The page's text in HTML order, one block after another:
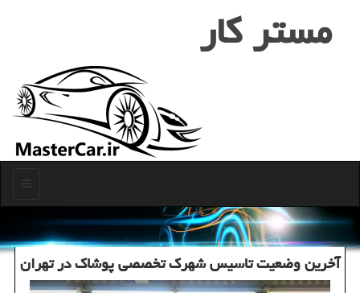
مستر كار
آخرین وضعیت تاسیس شهرک تخصصی پوشاک در تهران